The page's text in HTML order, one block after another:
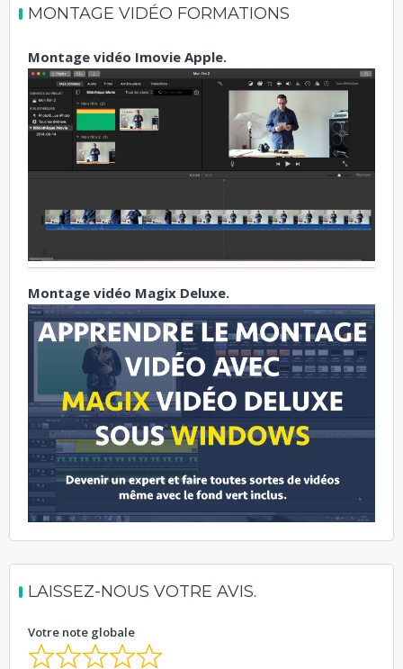
MONTAGE VIDÉO FORMATIONS
Montage vidéo Imovie Apple.
Montage vidéo Magix Deluxe.
LAISSEZ-NOUS VOTRE AVIS.
Votre note globale